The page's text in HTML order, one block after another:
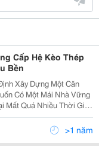
Cấp Hệ Kèo Thép
Bền
Xây Dựng Một Căn
Có Một Mái Nhà Vững
Quá Nhiều Thời Gian
Hiện Đại Vừa Mang
Còn Chần Chờ Gì Nữa.
>1 năm